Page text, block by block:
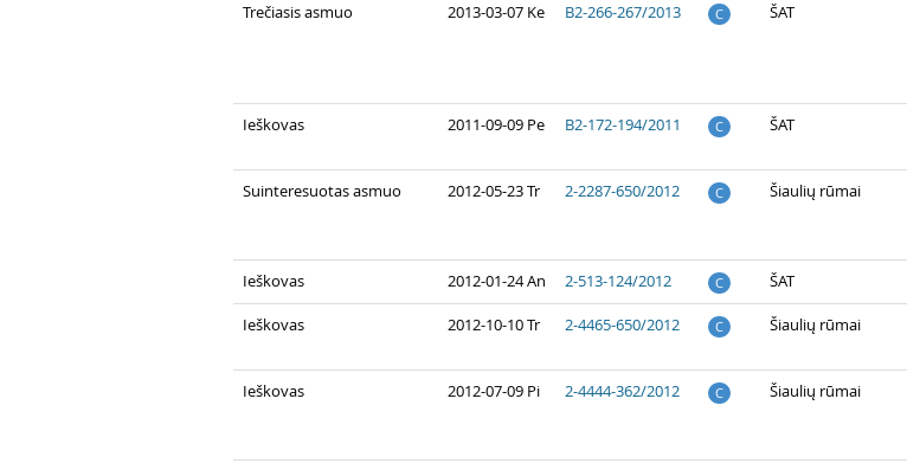
Trečiasis asmuo 2013-03-07 Ke B2-266-267/2013 C ŠAT
Ieškovas 2011-09-09 Pe B2-172-194/2011 C ŠAT
Suinteresuotas asmuo 2012-05-23 Tr 2-2287-650/2012 C Šiaulių rūmai
Ieškovas 2012-01-24 An 2-513-124/2012 C ŠAT
Ieškovas 2012-10-10 Tr 2-4465-650/2012 C Šiaulių rūmai
Ieškovas 2012-07-09 Pi 2-4444-362/2012 C Šiaulių rūmai